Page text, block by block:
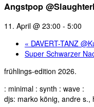
Angstpop
11. April @ 23:00 - 5:00
« DAVERT-TANZ
Super Schwarzer
frühlings-edition 2026.
: minimal : synth : wave :
djs: marko könig, andre s.,